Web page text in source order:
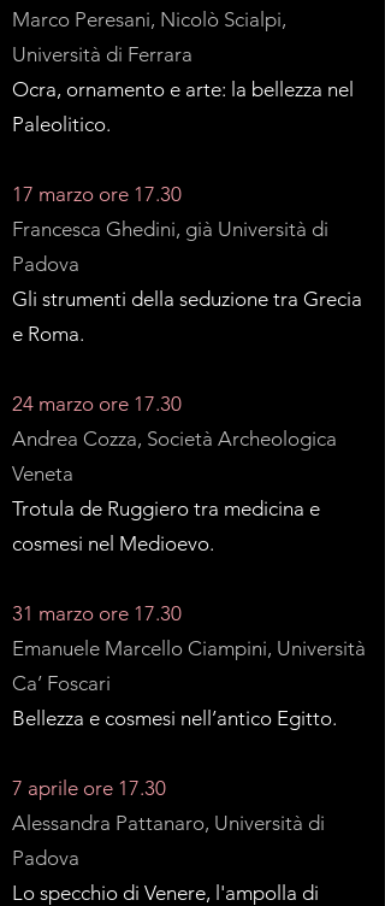
Marco Peresani, Nicolò Scialpi,
Università di Ferrara
Ocra, ornamento e arte: la bellezza nel
Paleolitico.
17 marzo ore 17.30
Francesca Ghedini, già Università di
Padova
Gli strumenti della seduzione tra Grecia
e Roma.
24 marzo ore 17.30
Andrea Cozza, Società Archeologica
Veneta
Trotula de Ruggiero tra medicina e
cosmesi nel Medioevo.
31 marzo ore 17.30
Emanuele Marcello Ciampini, Università
Ca’ Foscari
Bellezza e cosmesi nell’antico Egitto.
7 aprile ore 17.30
Alessandra Pattanaro, Università di
Padova
Lo specchio di Venere, l'ampolla di